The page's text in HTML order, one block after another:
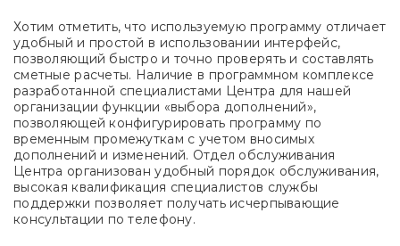
Хотим отметить, что используемую программу отличает
удобный и простой в использовании интерфейс,
позволяющий быстро и точно проверять и составлять
сметные расчеты. Наличие в программном комплексе
разработанной специалистами Центра для нашей
организации функции «выбора дополнений»,
позволяющей конфигурировать программу по
временным промежуткам с учетом вносимых
дополнений и изменений. Отдел обслуживания
Центра организован удобный порядок обслуживания,
высокая квалификация специалистов службы
поддержки позволяет получать исчерпывающие
консультации по телефону.